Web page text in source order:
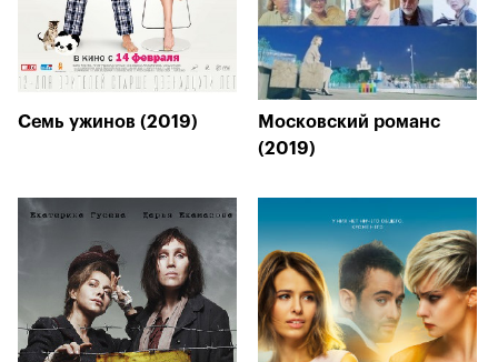
Семь ужинов (2019)
Московский романс
(2019)